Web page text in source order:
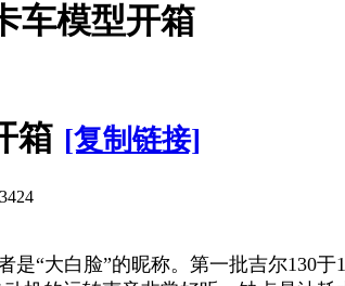
车模型开箱
箱 [复制链接]
“大白脸”的昵称。第一批吉尔130于